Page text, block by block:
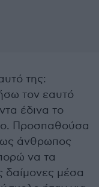
της:
τον εαυτό
έδινα το
Προσπαθούσα
ως άνθρωπος
να τα
μέσα